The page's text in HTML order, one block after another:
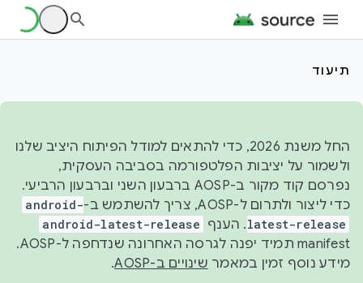
תיעוד
החל משנת 2026, כדי להתאים למודל הפיתוח היציב שלנו
ולשמור על יציבות הפלטפורמה בסביבה העסקית,
נפרסם קוד מקור ב-AOSP ברבעון השני וברבעון הרביעי.
כדי ליצור ולתרום ל-AOSP, צריך להשתמש ב-
android-
latest-release. הענף android-latest-release
manifest תמיד יפנה לגרסה האחרונה שנדחפה ל-AOSP.
מידע נוסף זמין במאמר שינויים ב-AOSP .